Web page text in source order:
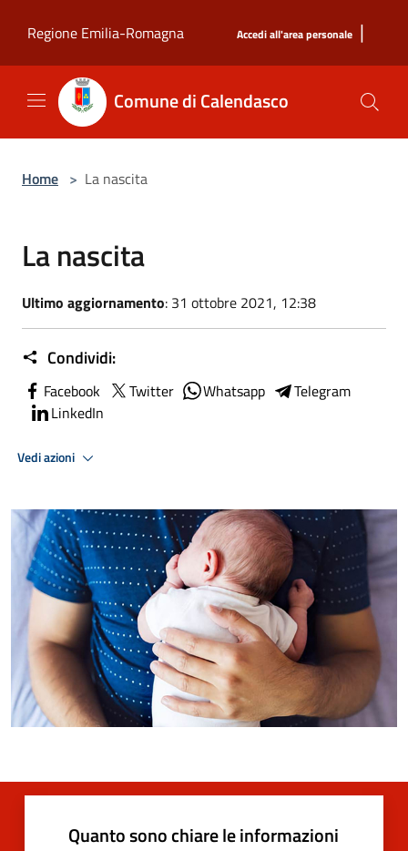
Regione Emilia-Romagna
Accedi all'area personale |
Comune di Calendasco
Home > La nascita
La nascita
Ultimo aggiornamento: 31 ottobre 2021, 12:38
Condividi:
Facebook Twitter Whatsapp
Telegram
LinkedIn
Vedi azioni
Quanto sono chiare le informazioni